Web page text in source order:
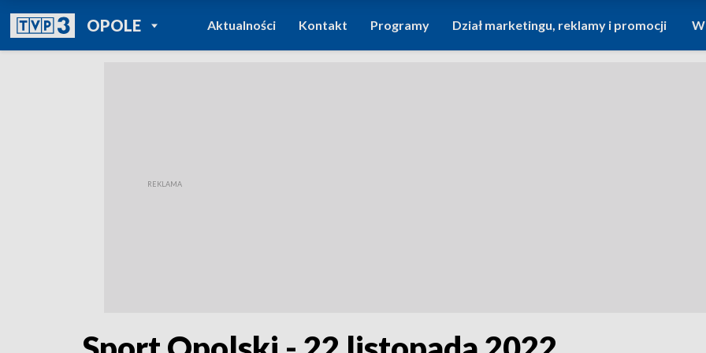
OPOLEPOWRÓT DO
TVP REGIONY
Aktualności Kontakt Programy Dział marketingu, reklamy i promocji